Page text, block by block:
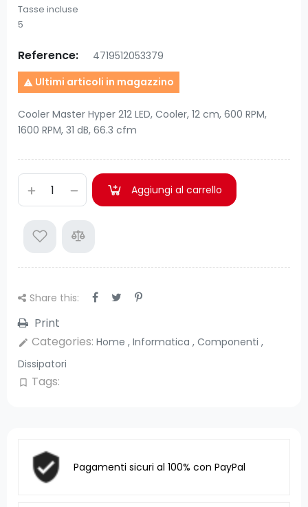
Tasse incluse
5
Reference: 4719512053379
 Ultimi articoli in magazzino
Cooler Master Hyper 212 LED, Cooler, 12 cm, 600 RPM,
1600 RPM, 31 dB, 66.3 cfm
Aggiungi al carrello
Share this:
Print
edit Categories: Home , Informatica , Componenti ,
Dissipatori
bookmark_border Tags:
Pagamenti sicuri al 100% con PayPal